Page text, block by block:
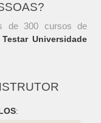
de 300 cursos de
Testar Universidade
: